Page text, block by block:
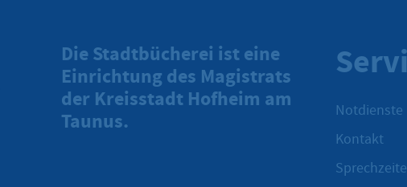
Die Stadtbücherei ist eine
Einrichtung des Magistrats
der Kreisstadt Hofheim am
Taunus.
Notdienste
Kontakt